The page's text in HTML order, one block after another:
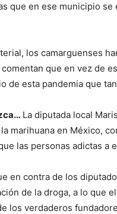
que en ese municipio
los camarguenses
que en vez de
de esta pandemia que
La diputada local
marihuana en México,
las personas adictas a
en contra de los
de la droga, a lo que
los verdaderos